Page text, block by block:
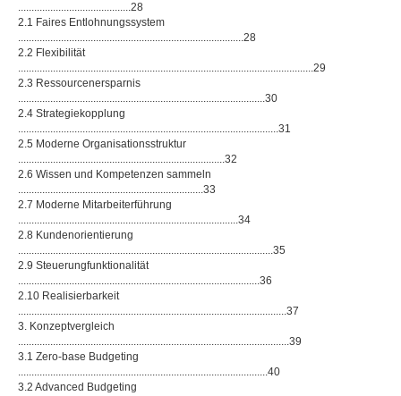
..........................................28
2.1 Faires Entlohnungssystem
....................................................................................28
2.2 Flexibilität
..............................................................................................................29
2.3 Ressourcenersparnis
............................................................................................30
2.4 Strategiekopplung
.................................................................................................31
2.5 Moderne Organisationsstruktur
.............................................................................32
2.6 Wissen und Kompetenzen sammeln
.....................................................................33
2.7 Moderne Mitarbeiterführung
..................................................................................34
2.8 Kundenorientierung
...............................................................................................35
2.9 Steuerungfunktionalität
..........................................................................................36
2.10 Realisierbarkeit
....................................................................................................37
3. Konzeptvergleich
.....................................................................................................39
3.1 Zero-base Budgeting
.............................................................................................40
3.2 Advanced Budgeting